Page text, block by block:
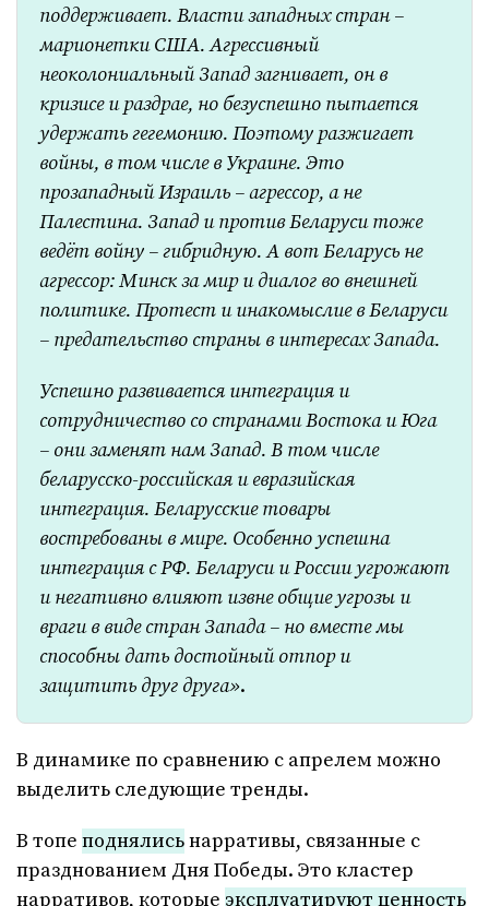
поддерживает. Власти западных стран –
марионетки США. Агрессивный
неоколониальный Запад загнивает, он в
кризисе и раздрае, но безуспешно пытается
удержать гегемонию. Поэтому разжигает
войны, в том числе в Украине. Это
прозападный Израиль – агрессор, а не
Палестина. Запад и против Беларуси тоже
ведёт войну – гибридную. А вот Беларусь не
агрессор: Минск за мир и диалог во внешней
политике. Протест и инакомыслие в Беларуси
– предательство страны в интересах Запада.
Успешно развивается интеграция и
сотрудничество со странами Востока и Юга
– они заменят нам Запад. В том числе
беларусско-российская и евразийская
интеграция. Беларусские товары
востребованы в мире. Особенно успешна
интеграция с РФ. Беларуси и России угрожают
и негативно влияют извне общие угрозы и
враги в виде стран Запада – но вместе мы
способны дать достойный отпор и
защитить друг друга».
В динамике по сравнению с апрелем можно
выделить следующие тренды.
В топе поднялисьнарративы, связанные с
празднованием Дня Победы. Это кластер
нарративов, которые эксплуатируют ценность